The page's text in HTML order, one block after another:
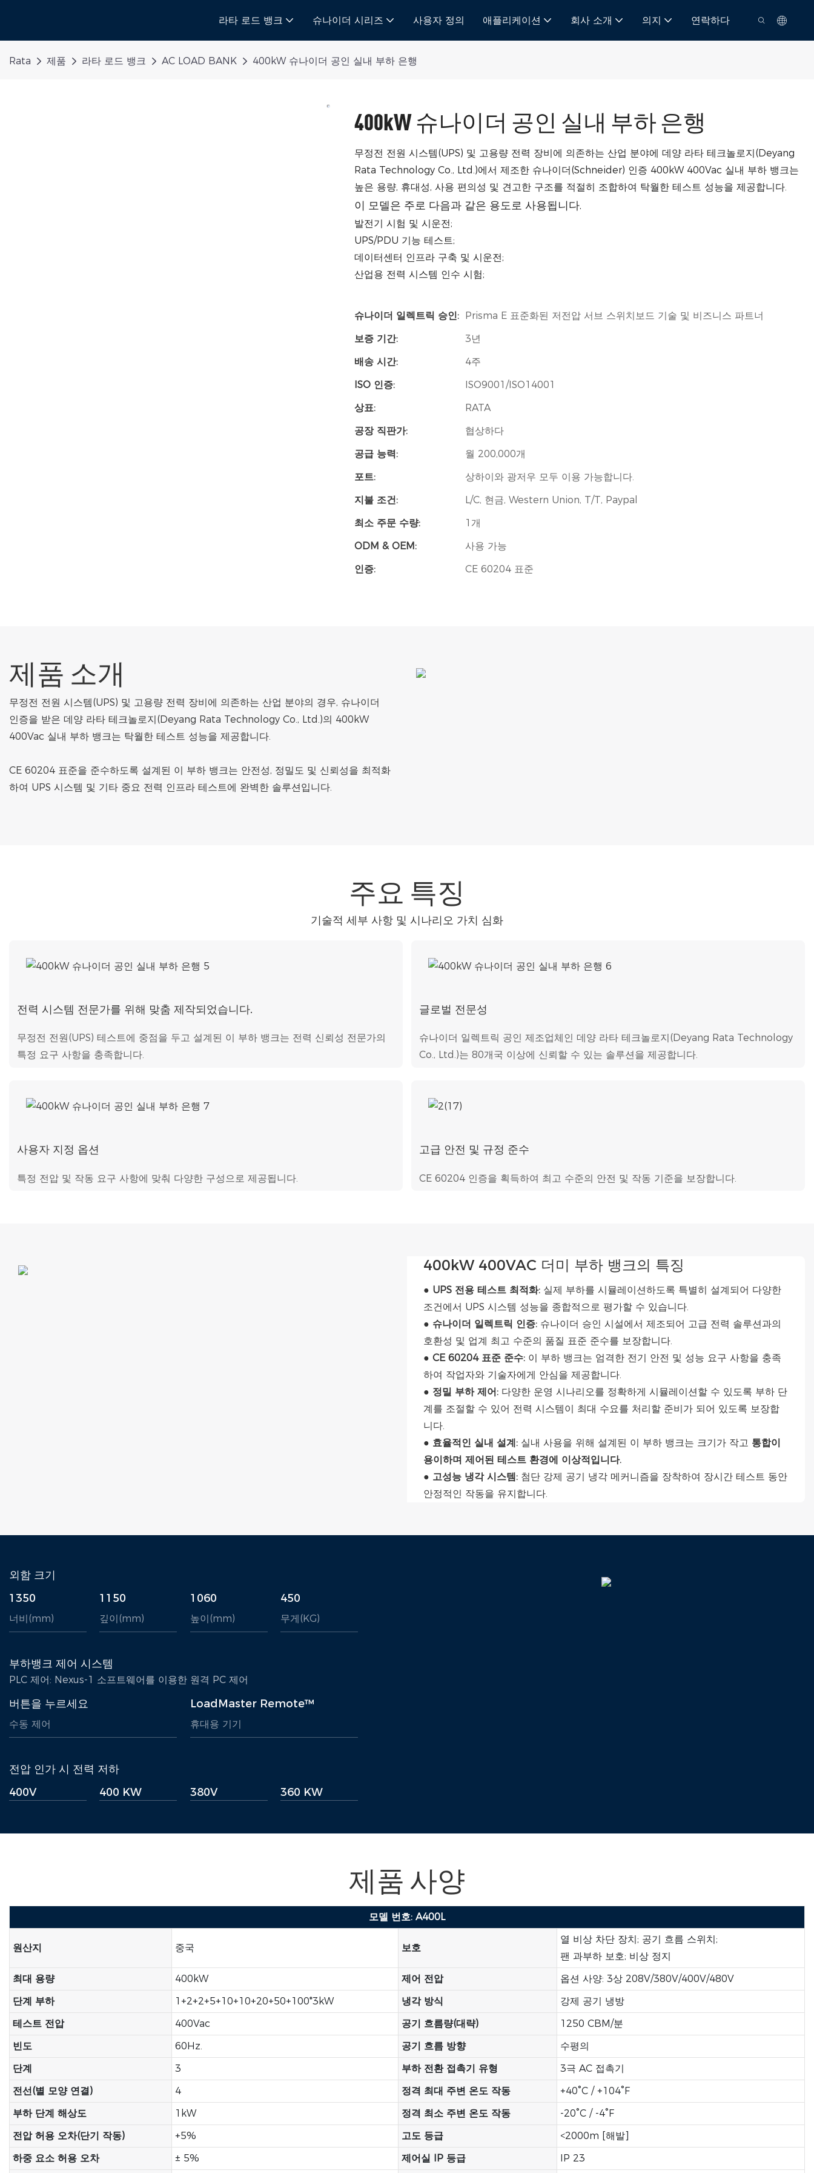
라타 로드 뱅크 슈나이더 시리즈 사용자 정의 애플리케이션 회사 소개 의지 연락하다
Rata 제품 라타 로드 뱅크 AC LOAD BANK 400kW 슈나이더 공인 실내 부하 은행
400kW 슈나이더 공인 실내 부하 은행
무정전 전원 시스템(UPS) 및 고용량 전력 장비에 의존하는 산업 분야에 데양 라타 테크놀로지(Deyang
Rata Technology Co., Ltd.)에서 제조한 슈나이더(Schneider) 인증 400kW 400Vac 실내 부하 뱅크는
높은 용량, 휴대성, 사용 편의성 및 견고한 구조를 적절히 조합하여 탁월한 테스트 성능을 제공합니다.
이 모델은 주로 다음과 같은 용도로 사용됩니다.
발전기 시험 및 시운전;
UPS/PDU 기능 테스트;
데이터센터 인프라 구축 및 시운전;
산업용 전력 시스템 인수 시험;
슈나이더 일렉트릭 승인: Prisma E 표준화된 저전압 서브 스위치보드 기술 및 비즈니스 파트너
보증 기간:
3년
배송 시간:
4주
ISO 인증:
ISO9001/ISO14001
상표:
RATA
공장 직판가:
협상하다
공급 능력:
월 200,000개
포트:
상하이와 광저우 모두 이용 가능합니다.
지불 조건:
L/C, 현금, Western Union, T/T, Paypal
최소 주문 수량:
1개
ODM & OEM:
사용 가능
인증:
CE 60204 표준​​​​​
제품 소개
무정전 전원 시스템(UPS) 및 고용량 전력 장비에 의존하는 산업 분야의 경우, 슈나이더
인증을 받은 데양 라타 테크놀로지(Deyang Rata Technology Co., Ltd.)의 400kW
400Vac 실내 부하 뱅크는 탁월한 테스트 성능을 제공합니다.
CE 60204 표준을 준수하도록 설계된 이 부하 뱅크는 안전성, 정밀도 및 신뢰성을 최적화
하여 UPS 시스템 및 기타 중요 전력 인프라 테스트에 완벽한 솔루션입니다.
주요 특징
기술적 세부 사항 및 시나리오 가치 심화
전력 시스템 전문가를 위해 맞춤 제작되었습니다.
무정전 전원(UPS) 테스트에 중점을 두고 설계된 이 부하 뱅크는 전력 신뢰성 전문가의
특정 요구 사항을 충족합니다.
글로벌 전문성
슈나이더 일렉트릭 공인 제조업체인 데양 라타 테크놀로지(Deyang Rata Technology
Co., Ltd.)는 80개국 이상에 신뢰할 수 있는 솔루션을 제공합니다.
사용자 지정 옵션
특정 전압 및 작동 요구 사항에 맞춰 다양한 구성으로 제공됩니다.
고급 안전 및 규정 준수
CE 60204 인증을 획득하여 최고 수준의 안전 및 작동 기준을 보장합니다.
400kW 400VAC 더미 부하 뱅크의 특징
● UPS 전용 테스트 최적화:실제 부하를 시뮬레이션하도록 특별히 설계되어 다양한
조건에서 UPS 시스템 성능을 종합적으로 평가할 수 있습니다.
● 슈나이더 일렉트릭 인증:슈나이더 승인 시설에서 제조되어 고급 전력 솔루션과의
호환성 및 업계 최고 수준의 품질 표준 준수를 보장합니다.
● CE 60204 표준 준수:이 부하 뱅크는 엄격한 전기 안전 및 성능 요구 사항을 충족
하여 작업자와 기술자에게 안심을 제공합니다.
● 정밀 부하 제어:다양한 운영 시나리오를 정확하게 시뮬레이션할 수 있도록 부하 단
계를 조절할 수 있어 전력 시스템이 최대 수요를 처리할 준비가 되어 있도록 보장합
니다.
● 효율적인 실내 설계:실내 사용을 위해 설계된 이 부하 뱅크는 크기가 작고 통합이
용이하며 제어된 테스트 환경에 이상적입니다.
● 고성능 냉각 시스템:첨단 강제 공기 냉각 메커니즘을 장착하여 장시간 테스트 동안
안정적인 작동을 유지합니다.
외함 크기
1350
너비(mm)
1150
깊이(mm)
1060
높이(mm)
450
무게(KG)
부하뱅크 제어 시스템
PLC 제어: Nexus-1 소프트웨어를 이용한 원격 PC 제어
버튼을 누르세요
수동 제어
LoadMaster Remote™
휴대용 기기
전압 인가 시 전력 저하
400V
400 KW 380V 360 KW
제품 사양
모델 번호: A400L
원산지 중국 보호
열 비상 차단 장치; 공기 흐름 스위치;
팬 과부하 보호; 비상 정지
최대 용량
400kW 제어 전압
옵션 사양: 3상 208V/380V/400V/480V
단계 부하
1+2+2+5+10+10+20+50+100*3kW 냉각 방식
강제 공기 냉방
테스트 전압
400Vac 공기 흐름량(대략)
1250 CBM/분
빈도
60Hz. 공기 흐름 방향
수평의
단계
3 부하 전환 접촉기 유형
3극 AC 접촉기
전선(별 모양 연결)
4 정격 최대 주변 온도 작동
+40°C / +104°F
부하 단계 해상도
1kW 정격 최소 주변 온도 작동
-20°C / -4°F
전압 허용 오차(단기 작동)
+5% 고도 등급
<2000m [해발]
하중 요소 허용 오차
± 5% 제어실 IP 등급 IP 23